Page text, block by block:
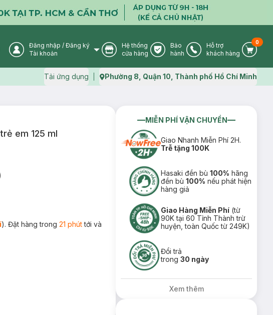
icon User Icon
Đăng nhập / Đăng ký
Tài khoản
Store Icon
Hệ thống
cửa hàng
Warranty Icon
Bảo
hành
Phone Icon
Hỗ trợ
khách hàng
Cart
0
Tải ứng dụng Map icon
Phường 8, Quận 10, Thành phố Hồ Chí Minh
em 125 ml
). Đặt hàng trong 21 phúttới và
MIỄN PHÍ VẬN CHUYỂN
Giao Nhanh Miễn Phí 2H.
Trễ tặng 100K
Hasaki đền bù100% hãng
đền bù100% nếu phát hiện
hàng giả
Giao Hàng Miễn Phí (từ
90K tại 60 Tỉnh Thành trừ
huyện, toàn Quốc từ 249K)
Đổi trả
trong30 ngày
Xem thêm